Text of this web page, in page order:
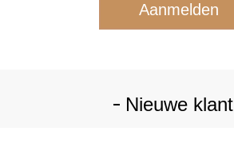
Nieuwe klant